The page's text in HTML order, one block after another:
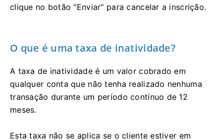
clique no botão "Enviar" para cancelar a inscrição.
O que é uma taxa de inatividade?
A taxa de inatividade é um valor cobrado em
qualquer conta que não tenha realizado nenhuma
transação durante um período contínuo de 12
meses.
Esta taxa não se aplica se o cliente estiver em